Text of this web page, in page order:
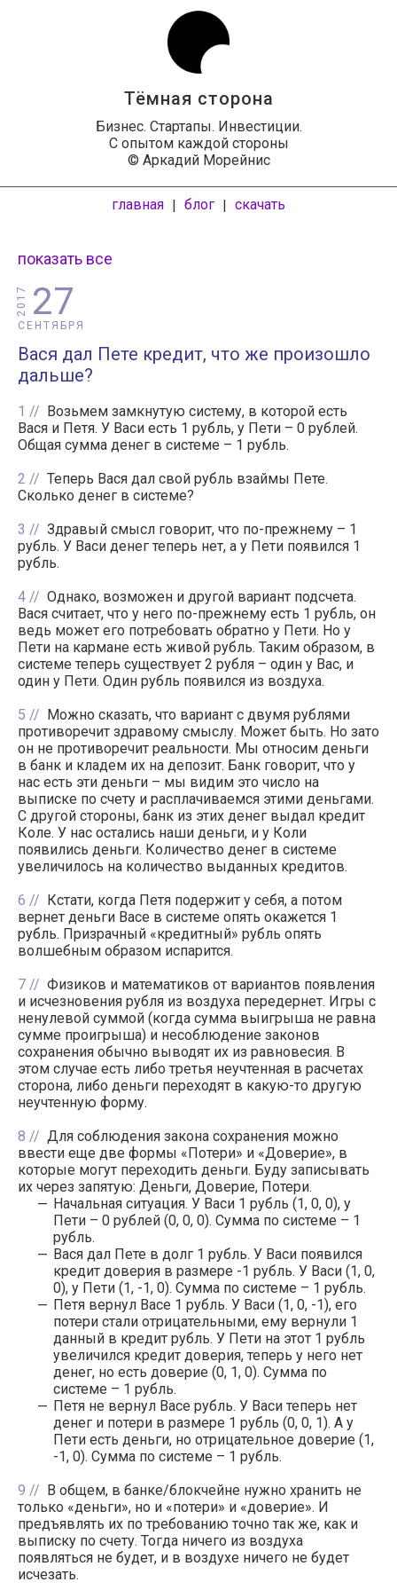
Тёмная сторона
Бизнес. Стартапы. Инвестиции.
С опытом каждой стороны
© Аркадий Морейнис
главная | блог | скачать
показать все
27
СЕНТЯБРЯ
2017
Вася дал Пете кредит, что же произошло
дальше?
1
Возьмем замкнутую систему, в которой есть
Вася и Петя. У Васи есть 1 рубль, у Пети – 0 рублей.
Общая сумма денег в системе – 1 рубль.
2
Теперь Вася дал свой рубль взаймы Пете.
Сколько денег в системе?
3
Здравый смысл говорит, что по-прежнему – 1
рубль. У Васи денег теперь нет, а у Пети появился 1
рубль.
4
Однако, возможен и другой вариант подсчета.
Вася считает, что у него по-прежнему есть 1 рубль, он
ведь может его потребовать обратно у Пети. Но у
Пети на кармане есть живой рубль. Таким образом, в
системе теперь существует 2 рубля – один у Вас, и
один у Пети. Один рубль появился из воздуха.
5
Можно сказать, что вариант с двумя рублями
противоречит здравому смыслу. Может быть. Но зато
он не противоречит реальности. Мы относим деньги
в банк и кладем их на депозит. Банк говорит, что у
нас есть эти деньги – мы видим это число на
выписке по счету и расплачиваемся этими деньгами.
С другой стороны, банк из этих денег выдал кредит
Коле. У нас остались наши деньги, и у Коли
появились деньги. Количество денег в системе
увеличилось на количество выданных кредитов.
6
Кстати, когда Петя подержит у себя, а потом
вернет деньги Васе в системе опять окажется 1
рубль. Призрачный «кредитный» рубль опять
волшебным образом испарится.
7
Физиков и математиков от вариантов появления
и исчезновения рубля из воздуха передернет. Игры с
ненулевой суммой (когда сумма выигрыша не равна
сумме проигрыша) и несоблюдение законов
сохранения обычно выводят их из равновесия. В
этом случае есть либо третья неучтенная в расчетах
сторона, либо деньги переходят в какую-то другую
неучтенную форму.
8
Для соблюдения закона сохранения можно
ввести еще две формы «Потери» и «Доверие», в
которые могут переходить деньги. Буду записывать
их через запятую: Деньги, Доверие, Потери.
Начальная ситуация. У Васи 1 рубль (1, 0, 0), у
Пети – 0 рублей (0, 0, 0). Сумма по системе – 1
рубль.
Вася дал Пете в долг 1 рубль. У Васи появился
кредит доверия в размере -1 рубль. У Васи (1, 0,
0), у Пети (1, -1, 0). Сумма по системе – 1 рубль.
Петя вернул Васе 1 рубль. У Васи (1, 0, -1), его
потери стали отрицательными, ему вернули 1
данный в кредит рубль. У Пети на этот 1 рубль
увеличился кредит доверия, теперь у него нет
денег, но есть доверие (0, 1, 0). Сумма по
системе – 1 рубль.
Петя не вернул Васе рубль. У Васи теперь нет
денег и потери в размере 1 рубль (0, 0, 1). А у
Пети есть деньги, но отрицательное доверие (1,
-1, 0). Сумма по системе – 1 рубль.
9
В общем, в банке/блокчейне нужно хранить не
только «деньги», но и «потери» и «доверие». И
предъявлять их по требованию точно так же, как и
выписку по счету. Тогда ничего из воздуха
появляться не будет, и в воздухе ничего не будет
исчезать.